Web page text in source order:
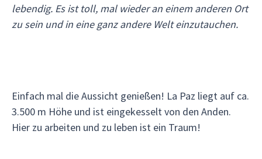
lebendig. Es ist toll, mal wieder an einem anderen Ort
zu sein und in eine ganz andere Welt einzutauchen.
Einfach mal die Aussicht genießen! La Paz liegt auf ca.
3.500 m Höhe und ist eingekesselt von den Anden.
Hier zu arbeiten und zu leben ist ein Traum!